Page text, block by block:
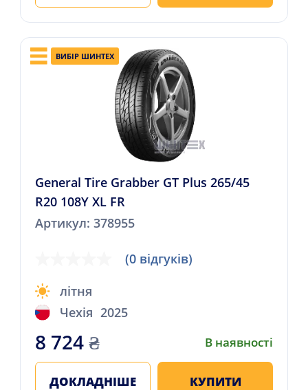
ВИБІР ШИНТЕХ
General Tire Grabber GT Plus 265/45
R20 108Y XL FR
Артикул: 378955
(0 відгуків)
літня
Чехія 2025
8 724₴ В наявності
ДОКЛАДНІШЕ КУПИТИ